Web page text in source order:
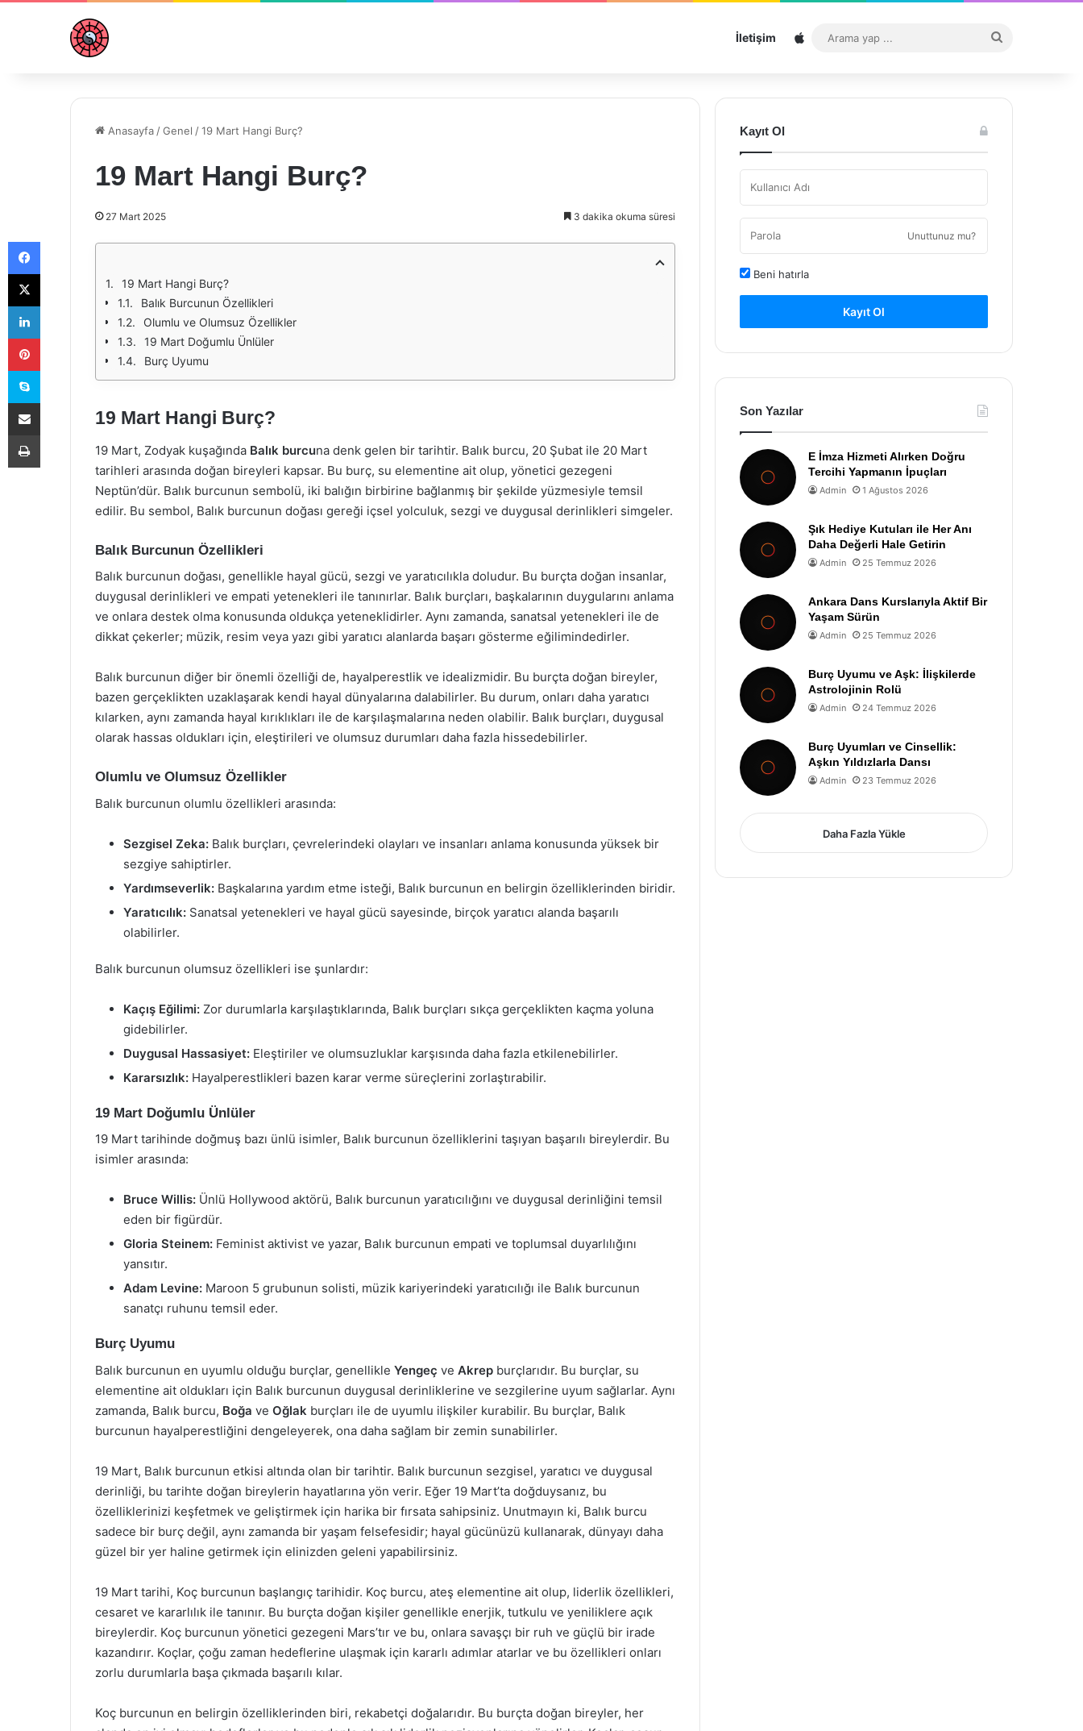
İletişim Sitemap
...
Anasayfa /Genel /19 Mart Hangi Burç?
19 Mart Hangi Burç?
27 Mart 2025 3 dakika okuma süresi
19 Mart Hangi Burç?
Balık Burcunun Özellikleri
Olumlu ve Olumsuz Özellikler
19 Mart Doğumlu Ünlüler
Burç Uyumu
19 Mart Hangi Burç?
19 Mart, Zodyak kuşağında Balık burcuna denk gelen bir tarihtir. Balık burcu, 20 Şubat ile 20 Mart
tarihleri arasında doğan bireyleri kapsar. Bu burç, su elementine ait olup, yönetici gezegeni
Neptün’dür. Balık burcunun sembolü, iki balığın birbirine bağlanmış bir şekilde yüzmesiyle temsil
edilir. Bu sembol, Balık burcunun doğası gereği içsel yolculuk, sezgi ve duygusal derinlikleri simgeler.
Balık Burcunun Özellikleri
Balık burcunun doğası, genellikle hayal gücü, sezgi ve yaratıcılıkla doludur. Bu burçta doğan insanlar,
duygusal derinlikleri ve empati yetenekleri ile tanınırlar. Balık burçları, başkalarının duygularını anlama
ve onlara destek olma konusunda oldukça yeteneklidirler. Aynı zamanda, sanatsal yetenekleri ile de
dikkat çekerler; müzik, resim veya yazı gibi yaratıcı alanlarda başarı gösterme eğilimindedirler.
Balık burcunun diğer bir önemli özelliği de, hayalperestlik ve idealizmidir. Bu burçta doğan bireyler,
bazen gerçeklikten uzaklaşarak kendi hayal dünyalarına dalabilirler. Bu durum, onları daha yaratıcı
kılarken, aynı zamanda hayal kırıklıkları ile de karşılaşmalarına neden olabilir. Balık burçları, duygusal
olarak hassas oldukları için, eleştirileri ve olumsuz durumları daha fazla hissedebilirler.
Olumlu ve Olumsuz Özellikler
Balık burcunun olumlu özellikleri arasında:
Sezgisel Zeka: Balık burçları, çevrelerindeki olayları ve insanları anlama konusunda yüksek bir
sezgiye sahiptirler.
Yardımseverlik: Başkalarına yardım etme isteği, Balık burcunun en belirgin özelliklerinden biridir.
Yaratıcılık: Sanatsal yetenekleri ve hayal gücü sayesinde, birçok yaratıcı alanda başarılı
olabilirler.
Balık burcunun olumsuz özellikleri ise şunlardır:
Kaçış Eğilimi: Zor durumlarla karşılaştıklarında, Balık burçları sıkça gerçeklikten kaçma yoluna
gidebilirler.
Duygusal Hassasiyet: Eleştiriler ve olumsuzluklar karşısında daha fazla etkilenebilirler.
Kararsızlık: Hayalperestlikleri bazen karar verme süreçlerini zorlaştırabilir.
19 Mart Doğumlu Ünlüler
19 Mart tarihinde doğmuş bazı ünlü isimler, Balık burcunun özelliklerini taşıyan başarılı bireylerdir. Bu
isimler arasında:
Bruce Willis: Ünlü Hollywood aktörü, Balık burcunun yaratıcılığını ve duygusal derinliğini temsil
eden bir figürdür.
Gloria Steinem: Feminist aktivist ve yazar, Balık burcunun empati ve toplumsal duyarlılığını
yansıtır.
Adam Levine: Maroon 5 grubunun solisti, müzik kariyerindeki yaratıcılığı ile Balık burcunun
sanatçı ruhunu temsil eder.
Burç Uyumu
Balık burcunun en uyumlu olduğu burçlar, genellikle Yengeç ve Akrep burçlarıdır. Bu burçlar, su
elementine ait oldukları için Balık burcunun duygusal derinliklerine ve sezgilerine uyum sağlarlar. Aynı
zamanda, Balık burcu, Boğa ve Oğlak burçları ile de uyumlu ilişkiler kurabilir. Bu burçlar, Balık
burcunun hayalperestliğini dengeleyerek, ona daha sağlam bir zemin sunabilirler.
19 Mart, Balık burcunun etkisi altında olan bir tarihtir. Balık burcunun sezgisel, yaratıcı ve duygusal
derinliği, bu tarihte doğan bireylerin hayatlarına yön verir. Eğer 19 Mart’ta doğduysanız, bu
özelliklerinizi keşfetmek ve geliştirmek için harika bir fırsata sahipsiniz. Unutmayın ki, Balık burcu
sadece bir burç değil, aynı zamanda bir yaşam felsefesidir; hayal gücünüzü kullanarak, dünyayı daha
güzel bir yer haline getirmek için elinizden geleni yapabilirsiniz.
19 Mart tarihi, Koç burcunun başlangıç tarihidir. Koç burcu, ateş elementine ait olup, liderlik özellikleri,
cesaret ve kararlılık ile tanınır. Bu burçta doğan kişiler genellikle enerjik, tutkulu ve yeniliklere açık
bireylerdir. Koç burcunun yönetici gezegeni Mars’tır ve bu, onlara savaşçı bir ruh ve güçlü bir irade
kazandırır. Koçlar, çoğu zaman hedeflerine ulaşmak için kararlı adımlar atarlar ve bu özellikleri onları
zorlu durumlarla başa çıkmada başarılı kılar.
Koç burcunun en belirgin özelliklerinden biri, rekabetçi doğalarıdır. Bu burçta doğan bireyler, her
Kayıt Ol
Unuttunuz mu?
Beni hatırla
Kayıt Ol
Son Yazılar
E İmza Hizmeti Alırken Doğru
Tercihi Yapmanın İpuçları
Admin 1 Ağustos 2026
Şık Hediye Kutuları ile Her Anı
Daha Değerli Hale Getirin
Admin 25 Temmuz 2026
Ankara Dans Kurslarıyla Aktif Bir
Yaşam Sürün
Admin 25 Temmuz 2026
Burç Uyumu ve Aşk: İlişkilerde
Astrolojinin Rolü
Admin 24 Temmuz 2026
Burç Uyumları ve Cinsellik:
Aşkın Yıldızlarla Dansı
Admin 23 Temmuz 2026
Daha Fazla Yükle
Facebook
X
LinkedIn
Pinterest
Skype
E-Posta ile paylaş